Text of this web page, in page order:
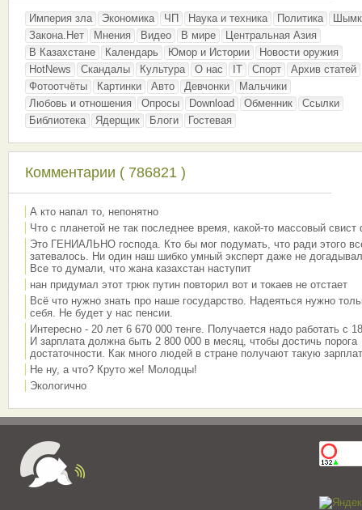
Империя зла Экономика ЧП Наука и техника Политика
Закона.Нет
Мнения Видео В мире
Центральная Азия
В Казахстане
Календарь Юмор и Истории
Новости оружия
HotNews
Скандалы Культура О нас IT Спорт
Архив статей
Фотоотчёты
Картинки Авто Девчонки
Мальчики
Любовь и отношения
Опросы Download Обменник
Ссылки
Библиотека
Ядерщик Блоги Гостевая
Комментарии ( 786821 )
А кто напал то, непонятно
Что с планетой не так последнее время, какой-то массовый свист
Это ГЕНИАЛЬНО господа. Кто бы мог подумать, что ради этого
затевалось. Ни один наш шибко умный эксперт даже не
Все то думали, что жана казахстан наступит
нан придумал этот трюк путин повторил вот и токаев не отстает
Всё что нужно знать про наше государство. Надеяться нужно
себя. Не будет у нас пенсии.
Интересно - 20 лет 6 670 000 тенге. Получается надо работать с
И зарплата должна быть 2 800 000 в месяц, чтобы достичь порога
достаточности. Как много людей в стране получают такую
Не ну, а что? Круто же! Молодцы!
Экологично